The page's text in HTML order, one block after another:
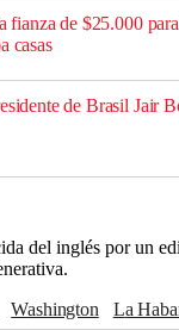
fianza de $25.000
casas
de Brasil Jair
del inglés por un
Washington La